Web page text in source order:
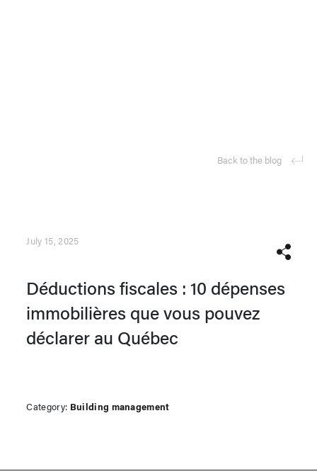
Back to the blog
July 15, 2025
Déductions fiscales : 10 dépenses
immobilières que vous pouvez
déclarer au Québec
Category: Building management